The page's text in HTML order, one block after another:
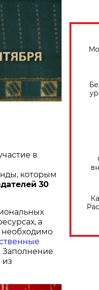
в
которым
30
а
необходимо
. Заполнение
из